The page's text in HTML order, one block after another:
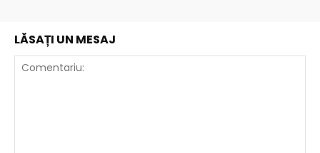
LĂSAȚI UN MESAJ